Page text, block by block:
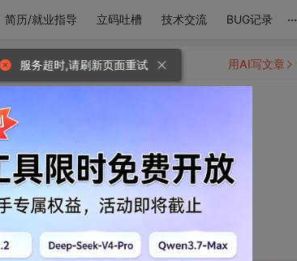
简历/就业指导 立码吐槽 技术交流 BUG记录 ...
嘴巴
用AI写文章
服务超时,请刷新页面重试